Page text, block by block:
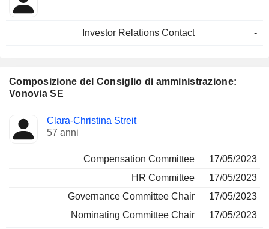
Investor Relations Contact -
Composizione del Consiglio di amministrazione:
Vonovia SE
Amministratore Comitati
Clara-Christina Streit
57 anni
Compensation Committee
17/05/2023
HR Committee
17/05/2023
Governance Committee Chair
17/05/2023
Nominating Committee Chair
17/05/2023